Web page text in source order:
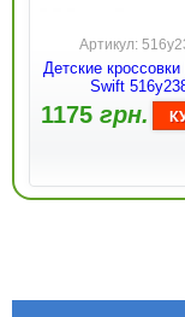
Артикул:
Детские
Swift
1175грн.